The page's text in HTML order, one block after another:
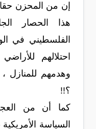
إن من المحزن
هذا الحصار
الفلسطيني في
احتلالهم
وهدمهم للمنازل
؟!!
كما أن من
السياسة